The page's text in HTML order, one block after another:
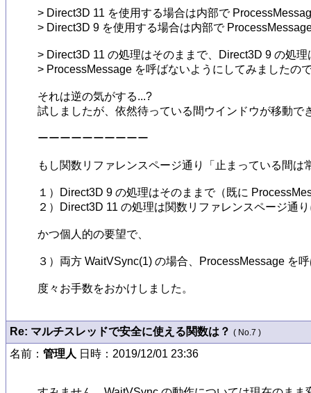
> Direct3D 11 を使用する場合は内部で
> Direct3D 9 を使用する場合は内部で
> Direct3D 11 の処理はそのままで、Direct3D 9 の処
> ProcessMessage を呼ばないようにしてみましたの
それは逆の気がする...?
試しましたが、依然待っている間ウインドウが移動で
ーーーーーーーーーー
もし関数リファレンスページ通り「止まっている間
１）Direct3D 9 の処理はそのままで（既に
２）Direct3D 11 の処理は関数リファレンスページ通
かつ個人的の要望で、
３）両方 WaitVSync(1) の場合、ProcessMessage を
度々お手数をおかけしました。
Re: マルチスレッドで安全に使える関数は？ ( No.7 )
名前： 管理人 日時：2019/12/01 23:36